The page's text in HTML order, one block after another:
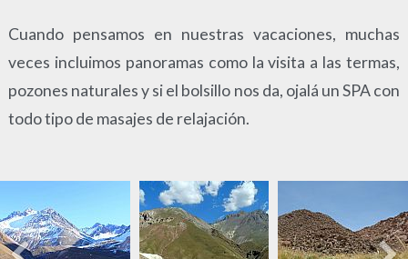
Cuando pensamos en nuestras vacaciones, muchas
veces incluimos panoramas como la visita a las termas,
pozones naturales y si el bolsillo nos da, ojalá un SPA con
todo tipo de masajes de relajación.